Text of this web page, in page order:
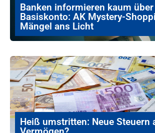
Banken informieren kaum über
Basiskonto: AK Mystery-
Mängel ans Licht
Heiß umstritten: Neue Steuern